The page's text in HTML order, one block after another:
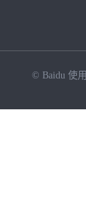
© Baidu 使